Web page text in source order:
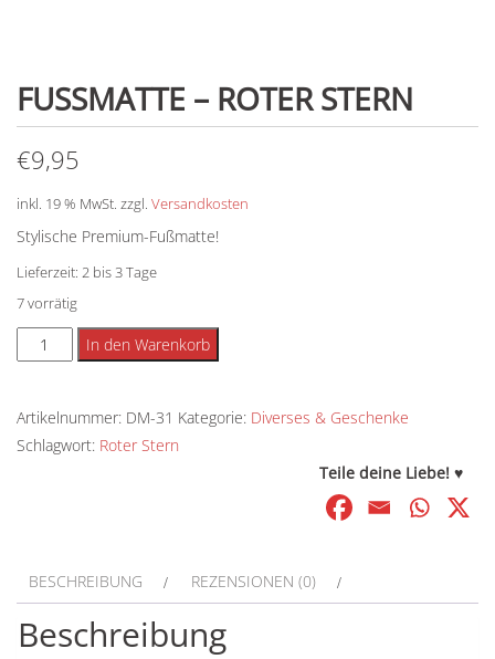
FUSSMATTE – ROTER STERN
€9,95
inkl. 19 % MwSt. zzgl. Versandkosten
Stylische Premium-Fußmatte!
Lieferzeit: 2 bis 3 Tage
7 vorrätig
Fußmatte
-
Stern
Menge
In den Warenkorb
Artikelnummer: DM-31 Kategorie: Diverses & Geschenke
Schlagwort: Roter Stern
Teile deine Liebe! ♥
BESCHREIBUNG REZENSIONEN (0)
Beschreibung